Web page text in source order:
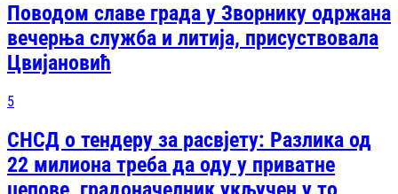
Поводом славе града у Зворнику одржана
вечерња служба и литија, присуствовала
Цвијановић
5
СНСД о тендеру за расвјету: Разлика од
22 милиона треба да оду у приватне